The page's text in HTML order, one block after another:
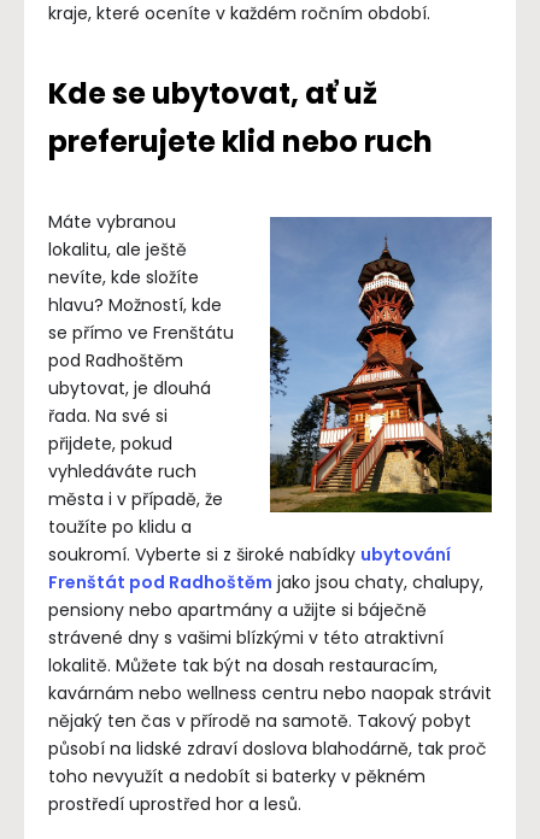
kraje, které oceníte v každém ročním období.
Kde se ubytovat, ať už
preferujete klid nebo ruch
Máte vybranou
lokalitu, ale ještě
nevíte, kde složíte
hlavu? Možností, kde
se přímo ve Frenštátu
pod Radhoštěm
ubytovat, je dlouhá
řada. Na své si
přijdete, pokud
vyhledáváte ruch
města i v případě, že
toužíte po klidu a
soukromí. Vyberte si z široké nabídky ubytování
Frenštát pod Radhoštěm jako jsou chaty, chalupy,
pensiony nebo apartmány a užijte si báječně
strávené dny s vašimi blízkými v této atraktivní
lokalitě. Můžete tak být na dosah restauracím,
kavárnám nebo wellness centru nebo naopak strávit
nějaký ten čas v přírodě na samotě. Takový pobyt
působí na lidské zdraví doslova blahodárně, tak proč
toho nevyužít a nedobít si baterky v pěkném
prostředí uprostřed hor a lesů.